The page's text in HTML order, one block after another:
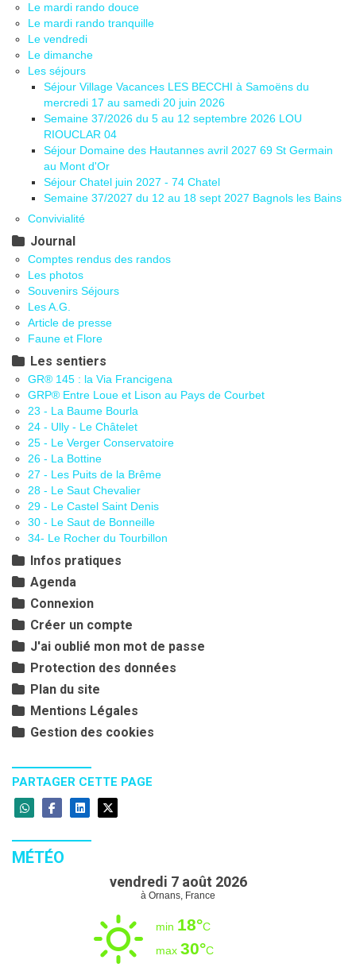
Le mardi rando douce
Le mardi rando tranquille
Le vendredi
Le dimanche
Les séjours
Séjour Village Vacances LES BECCHI à Samoëns du
mercredi 17 au samedi 20 juin 2026
Semaine 37/2026 du 5 au 12 septembre 2026 LOU
RIOUCLAR 04
Séjour Domaine des Hautannes avril 2027 69 St Germain
au Mont d'Or
Séjour Chatel juin 2027 - 74 Chatel
Semaine 37/2027 du 12 au 18 sept 2027 Bagnols les Bains
Convivialité
Journal
Comptes rendus des randos
Les photos
Souvenirs Séjours
Les A.G.
Article de presse
Faune et Flore
Les sentiers
GR® 145 : la Via Francigena
GRP® Entre Loue et Lison au Pays de Courbet
23 - La Baume Bourla
24 - Ully - Le Châtelet
25 - Le Verger Conservatoire
26 - La Bottine
27 - Les Puits de la Brême
28 - Le Saut Chevalier
29 - Le Castel Saint Denis
30 - Le Saut de Bonneille
34- Le Rocher du Tourbillon
Infos pratiques
Agenda
Connexion
Créer un compte
J'ai oublié mon mot de passe
Protection des données
Plan du site
Mentions Légales
Gestion des cookies
PARTAGER CETTE PAGE
MÉTÉO
vendredi 7 août 2026
à Ornans, France
min 18°C
max 30°C